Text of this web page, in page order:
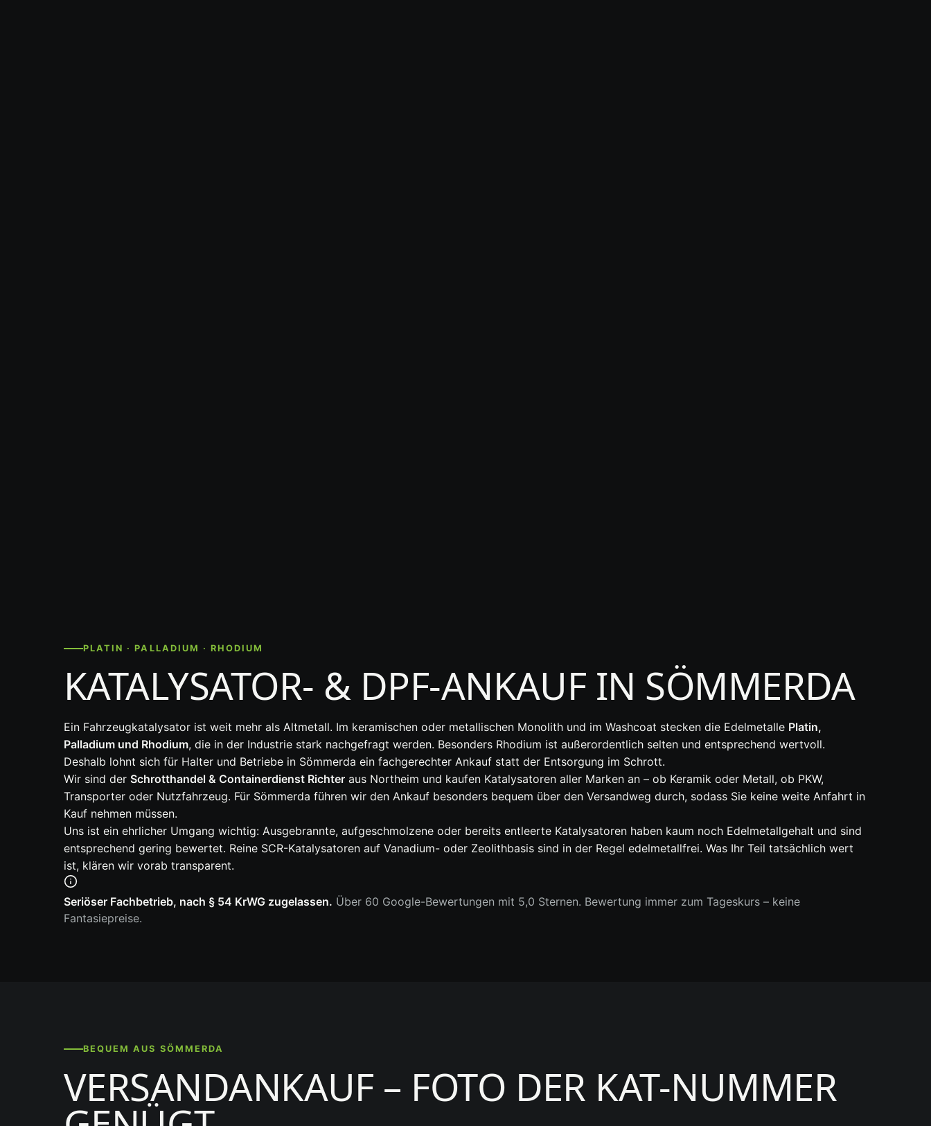
PLATIN · PALLADIUM · RHODIUM
KATALYSATOR- & DPF-ANKAUF IN SÖMMERDA
Ein Fahrzeugkatalysator ist weit mehr als Altmetall. Im keramischen oder metallischen Monolith und im Washcoat stecken die Edelmetalle Platin,
Palladium und Rhodium, die in der Industrie stark nachgefragt werden. Besonders Rhodium ist außerordentlich selten und entsprechend wertvoll.
Deshalb lohnt sich für Halter und Betriebe in Sömmerda ein fachgerechter Ankauf statt der Entsorgung im Schrott.
Wir sind der Schrotthandel & Containerdienst Richter aus Northeim und kaufen Katalysatoren aller Marken an – ob Keramik oder Metall, ob PKW,
Transporter oder Nutzfahrzeug. Für Sömmerda führen wir den Ankauf besonders bequem über den Versandweg durch, sodass Sie keine weite Anfahrt in
Kauf nehmen müssen.
Uns ist ein ehrlicher Umgang wichtig: Ausgebrannte, aufgeschmolzene oder bereits entleerte Katalysatoren haben kaum noch Edelmetallgehalt und sind
entsprechend gering bewertet. Reine SCR-Katalysatoren auf Vanadium- oder Zeolithbasis sind in der Regel edelmetallfrei. Was Ihr Teil tatsächlich wert
ist, klären wir vorab transparent.
Seriöser Fachbetrieb, nach § 54 KrWG zugelassen. Über 60 Google-Bewertungen mit 5,0 Sternen. Bewertung immer zum Tageskurs – keine
Fantasiepreise.
BEQUEM AUS SÖMMERDA
VERSANDANKAUF – FOTO DER KAT-NUMMER